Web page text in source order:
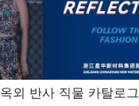
옥외 반사 직물 카탈로그